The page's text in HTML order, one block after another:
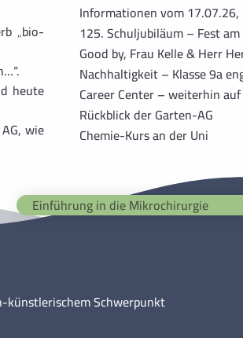
„bio-
heute
wie
Informationen vom
125. Schuljubiläum – Fest
Good by, Frau Kelle & Herr
Nachhaltigkeit – Klasse 9a
Career Center – weiterhin
Rückblick der Garten-AG
Chemie-Kurs an der Uni
Einführung in die Mikrochirurgie
Schwerpunkt